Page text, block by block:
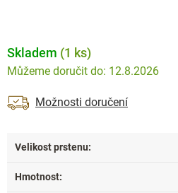
Skladem (1 ks)
12.8.2026
Možnosti doručení
Velikost prstenu:
Hmotnost: